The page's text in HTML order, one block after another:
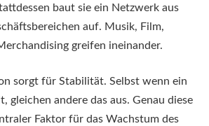
baut sie ein Netzwerk aus
auf. Musik, Film,
greifen ineinander.
sorgt für Stabilität. Selbst wenn ein
gleichen andere das aus. Genau diese
Faktor für das Wachstum des